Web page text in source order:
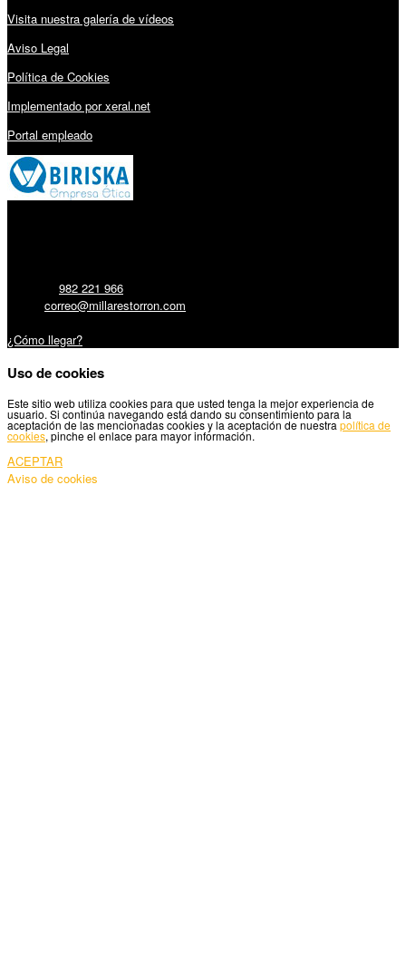
Visita nuestra galería de vídeos
Aviso Legal
Política de Cookies
Implementado por xeral.net
Portal empleado
982 221 966
correo@millarestorron.com
¿Cómo llegar?
Uso de cookies
Este sitio web utiliza cookies para que usted tenga la mejor experiencia de
usuario. Si continúa navegando está dando su consentimiento para la
aceptación de las mencionadas cookies y la aceptación de nuestra política de
cookies, pinche el enlace para mayor información.
ACEPTAR
Aviso de cookies